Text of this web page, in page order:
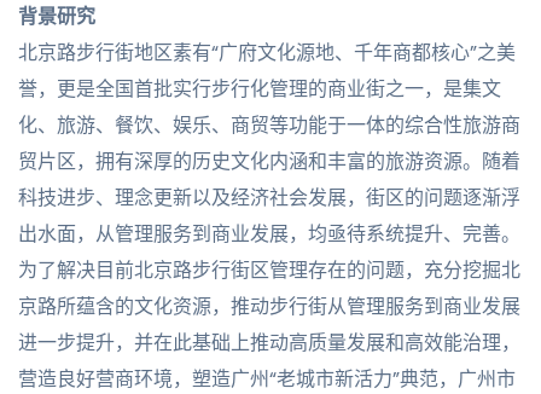
背景研究
北京路步行街地区素有“广府文化源地、千年商都核心”之美
誉，更是全国首批实行步行化管理的商业街之一，是集文
化、旅游、餐饮、娱乐、商贸等功能于一体的综合性旅游商
贸片区，拥有深厚的历史文化内涵和丰富的旅游资源。随着
科技进步、理念更新以及经济社会发展，街区的问题逐渐浮
出水面，从管理服务到商业发展，均亟待系统提升、完善。
为了解决目前北京路步行街区管理存在的问题，充分挖掘北
京路所蕴含的文化资源，推动步行街从管理服务到商业发展
进一步提升，并在此基础上推动高质量发展和高效能治理，
营造良好营商环境，塑造广州“老城市新活力”典范，广州市